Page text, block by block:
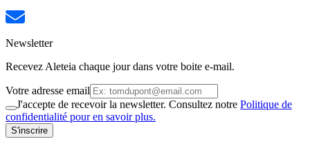
Newsletter
Recevez Aleteia chaque jour dans votre boite e-mail.
Votre adresse email
J'accepte de recevoir la newsletter. Consultez notre Politique de
confidentialité pour en savoir plus.
S'inscrire